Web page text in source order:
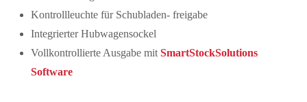
Kontrollleuchte für Schubladen- freigabe
Integrierter Hubwagensockel
Vollkontrollierte Ausgabe mit SmartStockSolutions
Software